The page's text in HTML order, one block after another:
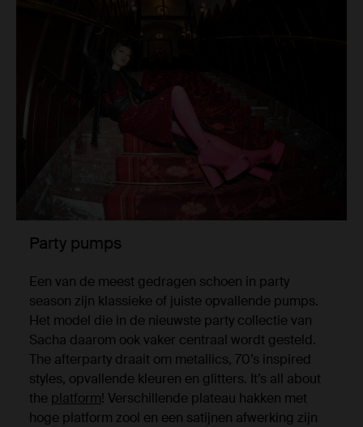
Party pumps
Een van de meest gedragen schoen in party
season zijn klassieke of juiste opvallende pumps.
Het model die in de nieuwste party collectie van
Sacha daarom ook vaker centraal wordt gesteld.
The afterparty draait om metallics, 70’s inspired
styles, opvallende kleuren en glitters. It’s all about
the platform! Verschillende plateau hakken met
hoge platform zool en een satijnen afwerking zijn